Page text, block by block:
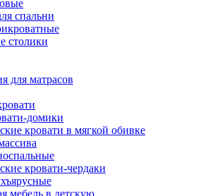
спальни
столики
для матрасов
домики
кровати в мягкой обивке
кровати-чердаки
мебель в детскую